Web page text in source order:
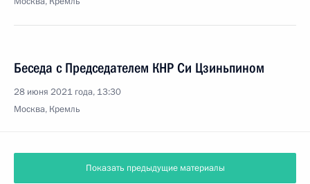
Беседа с Председателем КНР Си Цзиньпином
28 июня 2021 года, 13:30
Москва, Кремль
Показать предыдущие материалы